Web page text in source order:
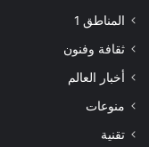
المناطق 1
ثقافة وفنون
أخبار العالم
منوعات
تقنية